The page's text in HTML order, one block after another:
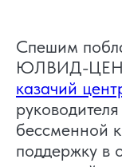
Спешим
ЮЛВИД-
казачий
бессменной
поддержку в